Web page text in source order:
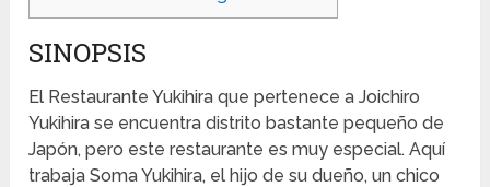
SINOPSIS
El Restaurante Yukihira que pertenece a Joichiro
Yukihira se encuentra distrito bastante pequeño de
Japón, pero este restaurante es muy especial. Aquí
trabaja Soma Yukihira, el hijo de su dueño, un chico